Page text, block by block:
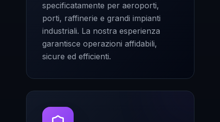
specificatamente per aeroporti,
porti, raffinerie e grandi impianti
industriali. La nostra esperienza
garantisce operazioni affidabili,
sicure ed efficienti.